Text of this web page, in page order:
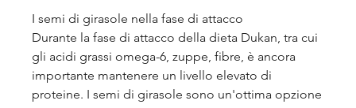
I semi di girasole nella fase di attacco
Durante la fase di attacco della dieta Dukan, tra cui
gli acidi grassi omega-6, zuppe, fibre, è ancora
importante mantenere un livello elevato di
proteine. I semi di girasole sono un'ottima opzione